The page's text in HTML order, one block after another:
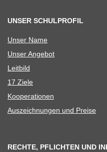
UNSER SCHULPROFIL
Unser Name
Unser Ange­bot
Leit­bild
17 Ziele
Koope­ra­tio­nen
Aus­zeich­nun­gen und Preise
RECHTE, PFLICHTEN UND